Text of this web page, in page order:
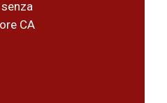
CA